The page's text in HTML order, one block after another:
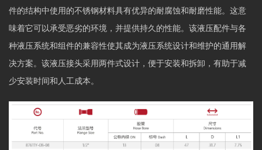
件的结构中使用的不锈钢材料具有优异的耐腐蚀和耐磨性能。这意
味着它可以承受恶劣的环境，并提供持久的性能。该液压配件与各
种液压系统和组件的兼容性使其成为液压系统设计和维护的通用解
决方案。该液压接头采用两件式设计，便于安装和拆卸，有助于减
少安装时间和人工成本。